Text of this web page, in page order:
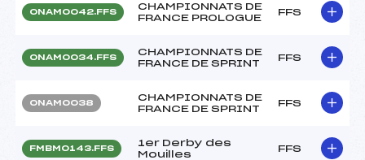
ONAM0042.FFS
CHAMPIONNATS DE
FRANCE PROLOGUE
FFS
ONAM0034.FFS
CHAMPIONNATS DE
FRANCE DE SPRINT
FFS
ONAM0038
CHAMPIONNATS DE
FRANCE DE SPRINT
FFS
FMBM0143.FFS
1er Derby des
Mouilles
FFS